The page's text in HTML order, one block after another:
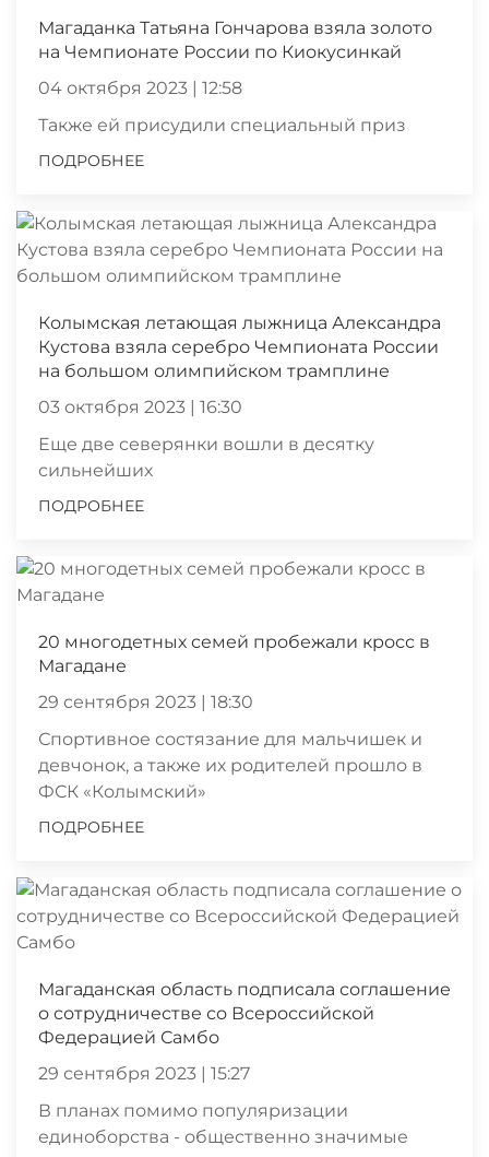
Магаданка Татьяна Гончарова взяла золото
на Чемпионате России по Киокусинкай
04 октября 2023 | 12:58
Также ей присудили специальный приз
ПОДРОБНЕЕ
Колымская летающая лыжница Александра
Кустова взяла серебро Чемпионата России
на большом олимпийском трамплине
03 октября 2023 | 16:30
Еще две северянки вошли в десятку
сильнейших
ПОДРОБНЕЕ
20 многодетных семей пробежали кросс в
Магадане
29 сентября 2023 | 18:30
Спортивное состязание для мальчишек и
девчонок, а также их родителей прошло в
ФСК «Колымский»
ПОДРОБНЕЕ
Магаданская область подписала соглашение
о сотрудничестве со Всероссийской
Федерацией Самбо
29 сентября 2023 | 15:27
В планах помимо популяризации
единоборства - общественно значимые